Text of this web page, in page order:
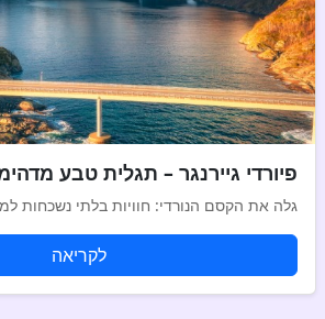
פיורדי גיירנגר – תגלית טבע
גלה את הקסם הנורדי: חוויות בלתי נשכחות
לקריאה